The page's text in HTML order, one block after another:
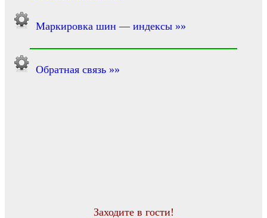
Маркировка шин — индексы »»
Обратная связь »»
Заходите в гости!